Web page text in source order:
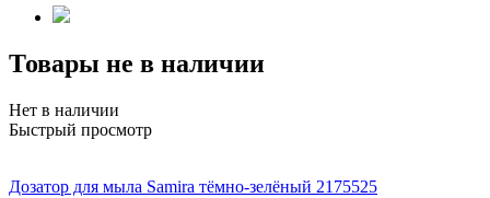
Товары не в наличии
Нет в наличии
Быстрый просмотр
Дозатор для мыла Samira тёмно-зелёный 2175525